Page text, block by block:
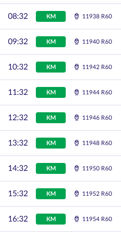
08:32 KM 11938 R60
09:32 KM 11940 R60
10:32 KM 11942 R60
11:32 KM 11944 R60
12:32 KM 11946 R60
13:32 KM 11948 R60
14:32 KM 11950 R60
15:32 KM 11952 R60
16:32 KM 11954 R60